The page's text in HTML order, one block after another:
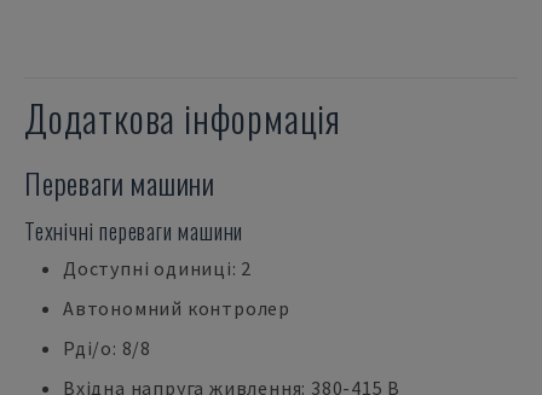
Додаткова інформація
Переваги машини
Технічні переваги машини
Доступні одиниці: 2
Автономний контролер
Рдi/о: 8/8
Вхідна напруга живлення: 380-415 В